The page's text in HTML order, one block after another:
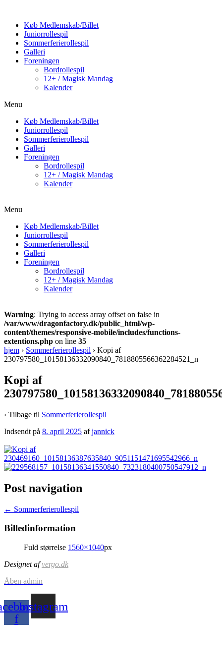
Køb Medlemskab/Billet
Juniorrollespil
Sommerferierollespil
Galleri
Foreningen
Bordrollespil
12+ / Magisk Mandag
Kalender
Menu
Køb Medlemskab/Billet
Juniorrollespil
Sommerferierollespil
Galleri
Foreningen
Bordrollespil
12+ / Magisk Mandag
Kalender
Menu
Køb Medlemskab/Billet
Juniorrollespil
Sommerferierollespil
Galleri
Foreningen
Bordrollespil
12+ / Magisk Mandag
Kalender
Warning: Trying to access array offset on false in
/var/www/dragonfactory.dk/public_html/wp-
content/themes/responsive-mobile/includes/functions-
extentions.php on line 35
hjem › Sommerferierollespil › Kopi af
230797580_10158136332090840_7818805566362284521_n
Kopi af
‹ Tilbage til Sommerferierollespil
Indsendt på 8. april 2025 afjannick
Post navigation
← Sommerferierollespil
Billedinformation
Fuld størrelse 1560×1040px
Designet afvergo.dk
Åben admin
f
Instagram